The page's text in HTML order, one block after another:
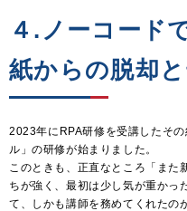
４.ノーコード
紙からの脱却
2023年にRPA研修を受講したそ
ル」の研修が始まりました。
このときも、正直なところ「ま
ちが強く、最初は少し気が重かっ
て、しかも講師を務めてくれたの